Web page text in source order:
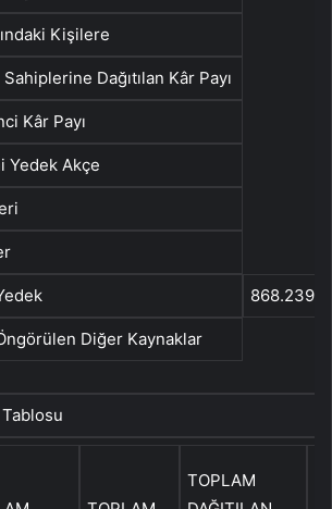
Kişilere
Dağıtılan Kâr Payı
Kâr Payı
Yedek Akçe
Diğer Kaynaklar
Tablosu
TOPLAM